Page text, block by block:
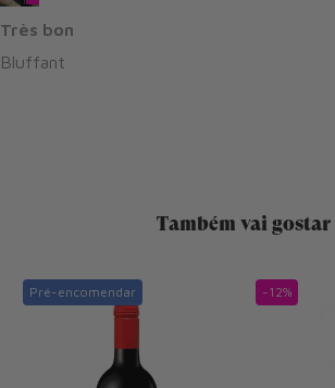
Très bon
Bluffant
Também vai gostar
Pré-encomendar -12%